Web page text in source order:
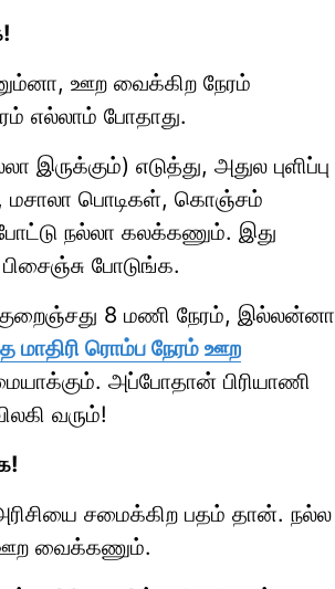
ஊற வைக்கிற நேரம்
எல்லாம் போதாது.
எடுத்து, அதுல புளிப்பு
மசாலா பொடிகள், கொஞ்சம்
நல்லா கலக்கணும். இது
போடுங்க.
8 மணி நேரம், இல்லன்னா
மாதிரி ரொம்ப நேரம் ஊற
அப்போதான் பிரியாணி
வரும்!
அரிசியை சமைக்கிற பதம் தான். நல்ல
ஊற வைக்கணும்.